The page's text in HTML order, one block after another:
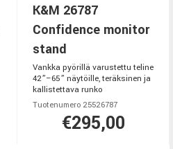
K&M 26787
Confidence monitor
stand
Vankka pyörillä varustettu teline
42”–65” näytöille, teräksinen ja
kallistettava runko
Tuotenumero 25526787
€295,00